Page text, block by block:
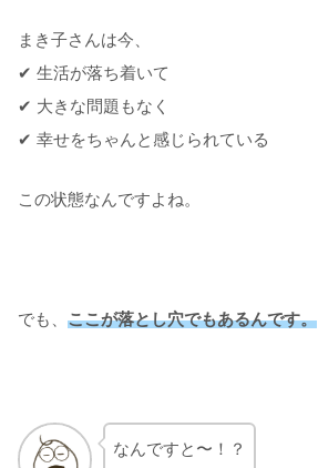
まき子さんは今、
✔ 生活が落ち着いて
✔ 大きな問題もなく
✔ 幸せをちゃんと感じられている
この状態なんですよね。
でも、 ここが落とし穴でもあるんです。
なんですと〜！？